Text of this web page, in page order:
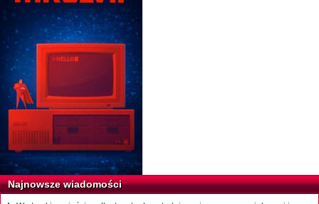
Najnowsze wiadomości